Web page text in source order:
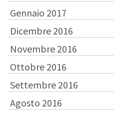
Gennaio 2017
Dicembre 2016
Novembre 2016
Ottobre 2016
Settembre 2016
Agosto 2016